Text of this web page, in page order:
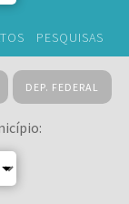
PESQUISAS
DEP. FEDERAL